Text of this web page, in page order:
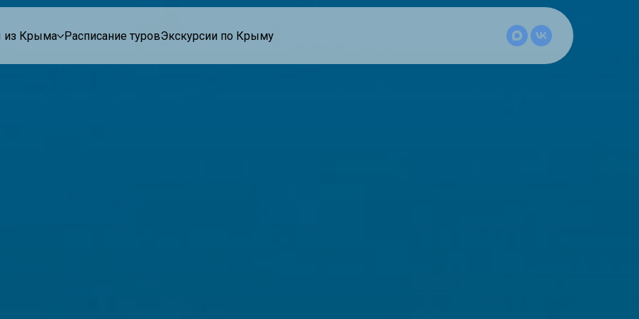
из Крыма Расписание туровЭкскурсии по Крыму